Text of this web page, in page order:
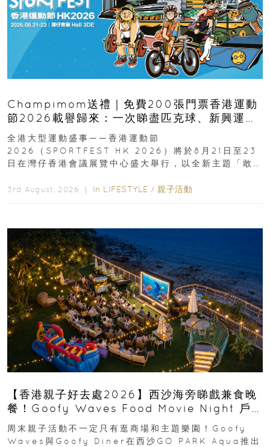
Champimom送禮｜免費200張門票香港運動
節2026載譽歸來：一次睇盡匹克球、新興運
動、街舞比賽＋逾百運動品牌展覽
全港大型運動盛事——香港運動節
2026（SPORTFEST HK 2026）將於8月21日至23
日在灣仔香港會議展覽中心盛大舉行，以全新主題「敢
3rd August, 2026 ｜ In LIFESTYLE / 親子活動
【香港親子好去處2026】西沙海旁睇戲兼食晚
餐！Goofy Waves Food Movie Night 戶
外影院逢週末登場
周末親子活動不一定只有逛商場和主題樂園！Goofy
Waves與Goofy Diner在西沙GO PARK Aqua推出